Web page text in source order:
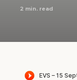
2 min. read